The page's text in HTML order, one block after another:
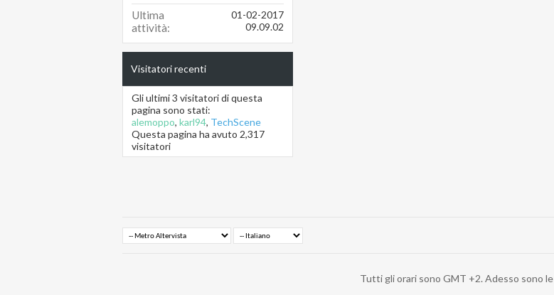
Ultima
attività
01-02-2017
09.09.02
Visitatori recenti
Gli ultimi 3 visitatori di questa
pagina sono stati:
alemoppo, karl94, TechScene
Questa pagina ha avuto 2,317
visitatori
Tutti gli orari sono GMT +2. Adesso sono le